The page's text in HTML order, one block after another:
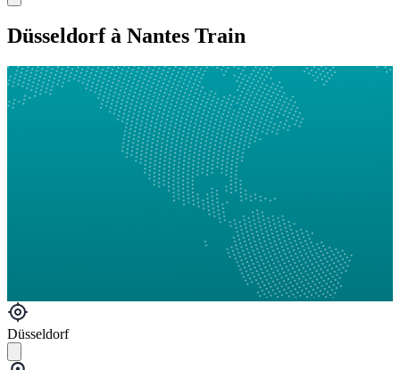
Düsseldorf à Nantes Train
Düsseldorf